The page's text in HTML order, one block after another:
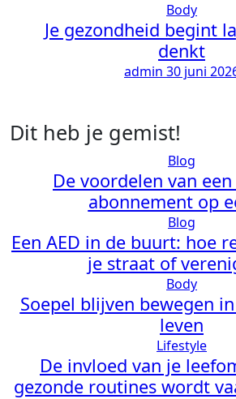
Body
Je gezondheid begint
denkt
admin 30 juni
Dit heb je gemist!
Blog
De voordelen van
abonnement op
Blog
Een AED in de buurt: hoe
je straat of
Body
Soepel blijven bewegen
leven
Lifestyle
De invloed van je
gezonde routines wordt